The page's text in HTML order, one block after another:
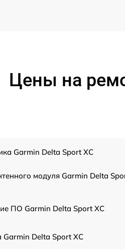
Цены на
Garmin Delta Sport XC
модуля Garmin Delta
ПО Garmin Delta Sport XC
Delta Sport XC